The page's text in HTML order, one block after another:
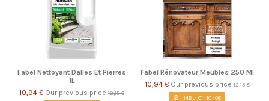
Fabel Nettoyant Dalles Et Pierres
1L
10,94 € Our previous price 12,15 €
Fabel Rénovateur Meubles 250 Ml
10,94 € Our previous price 12,15 €
146d. 01 :10:08